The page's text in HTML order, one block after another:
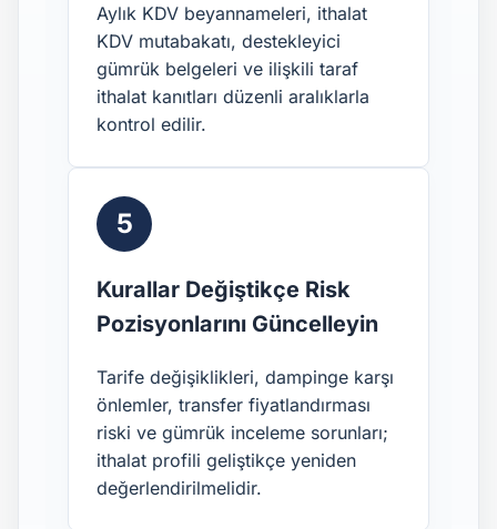
Aylık KDV beyannameleri, ithalat
KDV mutabakatı, destekleyici
gümrük belgeleri ve ilişkili taraf
ithalat kanıtları düzenli aralıklarla
kontrol edilir.
5
Kurallar Değiştikçe Risk
Pozisyonlarını Güncelleyin
Tarife değişiklikleri, dampinge karşı
önlemler, transfer fiyatlandırması
riski ve gümrük inceleme sorunları;
ithalat profili geliştikçe yeniden
değerlendirilmelidir.